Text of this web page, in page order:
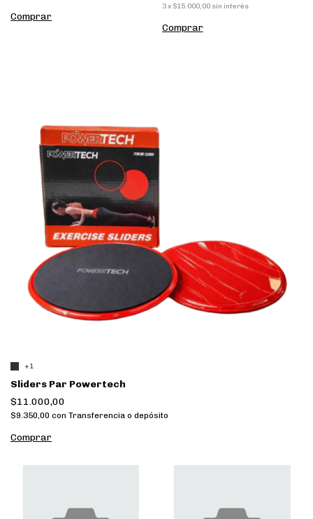
3 x $15.000,00 sin interés
+1
Sliders Par Powertech
$11.000,00
$9.350,00 con Transferencia o depósito
Comprar